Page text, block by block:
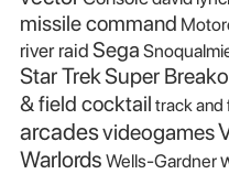
missile command
river raidSega
Star TrekSuper
& field cocktail track and
arcadesvideogames
Warlords Wells-Gardner